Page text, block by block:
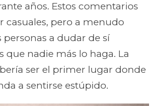
años. Estos comentarios
casuales, pero a menudo
personas a dudar de sí
que nadie más lo haga. La
ser el primer lugar donde
a sentirse estúpido.